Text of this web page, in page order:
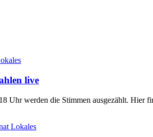
live
Uhr werden die Stimmen ausgezählt. Hier
Lokales